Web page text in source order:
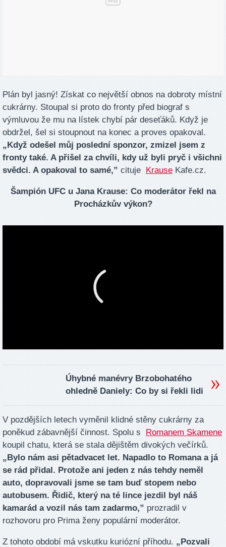
Plán byl jasný! Získat co největší obnos na dobroty místní
cukrárny. Stoupal si proto do fronty před biograf s
výmluvou že mu na lístek chybí pár deseťáků. Když je
obdržel, šel si stoupnout na konec a proves opakoval.
„Když odešel můj poslední sponzor, zmizel jsem z
fronty také. A přišel za chvíli, kdy už byli pryč i všichni
svědci. A opakoval to samé,” cituje Krause Kafe.cz.
Šampión UFC u Jana Krause: Co moderátor řekl na
Procházkův výkon?
Úhybné manévry Brzobohatého
ohledně Daniely: Co by si řekli lidi
V pozdějších letech vyměnil klidné stěny cukrárny za
poněkud zábavnější činnost. Spolu s Romanem Skamene
koupil chatu, která se stala dějištěm divokých večírků.
„Bylo nám asi pětadvacet let. Napadlo to Romana a já
se rád přidal. Protože ani jeden z nás tehdy neměl
auto, dopravovali jsme se tam buď stopem nebo
autobusem. Řidič, který na té lince jezdil byl náš
kamarád a vozil nás tam zadarmo,” prozradil v
rozhovoru pro Prima ženy populární moderátor.
Z tohoto období má vskutku kuriózní příhodu. „Pozvali